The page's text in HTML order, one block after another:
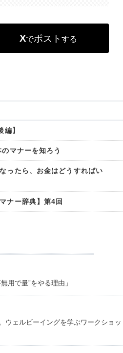
Xでポスト する
】
マナーを知ろう
ったら、お金はどうすればい
ナー辞典】第4回
で量”をやる理由」
ウェルビーイングを学ぶワークショッ